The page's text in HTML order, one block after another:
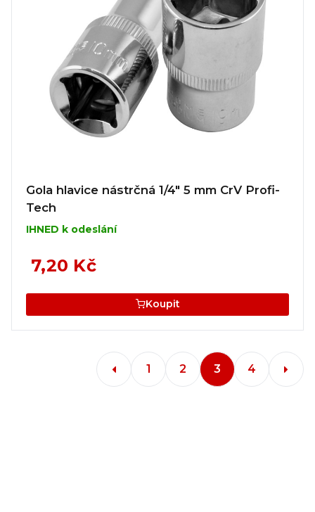
Gola hlavice nástrčná 1/4" 5 mm CrV Profi-
Tech
IHNED k odeslání
7,20 Kč
Koupit
1 2 3 4